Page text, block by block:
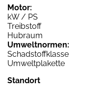
Motor:
kW / PS
Treibstoff
Hubraum
Umweltnormen:
Schadstoffklasse
Umweltplakette
Standort